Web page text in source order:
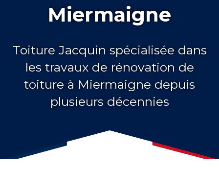
Miermaigne
Toiture Jacquin spécialisée dans
les travaux de rénovation de
toiture à Miermaigne depuis
plusieurs décennies